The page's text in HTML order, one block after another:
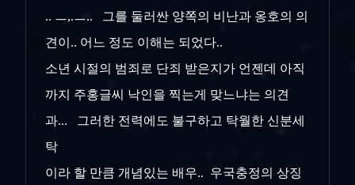
.. ㅡ,.ㅡ.. 그를 둘러싼 양쪽의 비난과 옹호의 의
견이.. 어느 정도 이해는 되었다..
소년 시절의 범죄로 단죄 받은지가 언젠데 아직
까지 주홍글씨 낙인을 찍는게 맞느냐는 의견
과... 그러한 전력에도 불구하고 탁월한 신분세
탁
이라 할 만큼 개념있는 배우.. 우국충정의 상징